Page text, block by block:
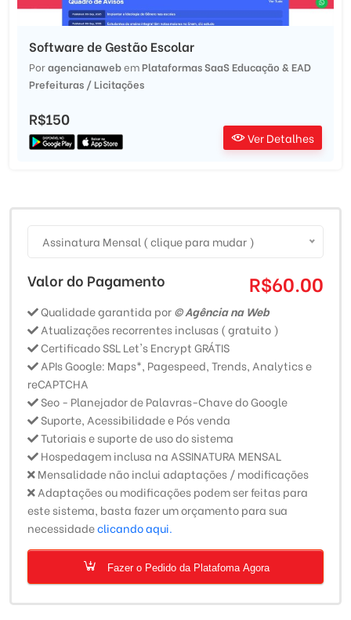
Software de Gestão Escolar
PoragencianawebemPlataformas SaaSEducação & EAD
Prefeituras / Licitações
R$150
Ver Detalhes
Assinatura Mensal ( clique para mudar )
Valor do Pagamento R$60.00
Qualidade garantida por© Agência na Web
Atualizações recorrentes inclusas ( gratuito )
Certificado SSL Let's Encrypt GRÁTIS
APIs Google: Maps*, Pagespeed, Trends, Analytics e
reCAPTCHA
Seo - Planejador de Palavras-Chave do Google
Suporte, Acessibilidade e Pós venda
Tutoriais e suporte de uso do sistema
Hospedagem inclusa na ASSINATURA MENSAL
Mensalidade não inclui adaptações / modificações
Adaptações ou modificações podem ser feitas para
este sistema, basta fazer um orçamento para sua
necessidadeclicando aqui.
Fazer o Pedido da Platafoma Agora